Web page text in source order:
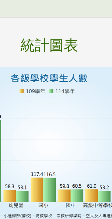
統計圖表